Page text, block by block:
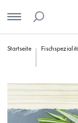
SkipStartseite